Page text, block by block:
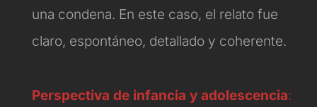
una condena. En este caso, el relato fue
claro, espontáneo, detallado y coherente.
Perspectiva de infancia y adolescencia: